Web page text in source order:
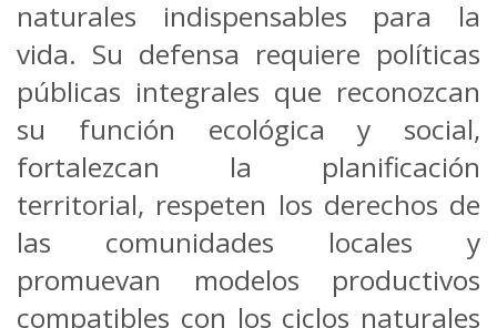
naturales indispensables para la
vida. Su defensa requiere políticas
públicas integrales que reconozcan
su función ecológica y social,
fortalezcan la planificación
territorial, respeten los derechos de
las comunidades locales y
promuevan modelos productivos
compatibles con los ciclos naturales